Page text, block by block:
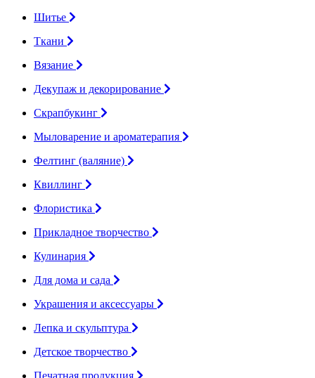
Шитье
Ткани
Вязание
Декупаж и декорирование
Скрапбукинг
Мыловарение и ароматерапия
Фелтинг (валяние)
Квиллинг
Флористика
Прикладное творчество
Кулинария
Для дома и сада
Украшения и аксессуары
Лепка и скульптура
Детское творчество
Печатная продукция